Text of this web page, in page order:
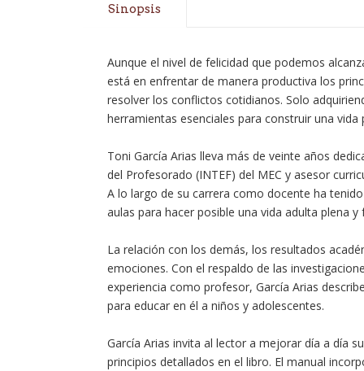
Sinopsis
Aunque el nivel de felicidad que podemos
está en enfrentar de manera productiva los
resolver los conflictos cotidianos. Solo
herramientas esenciales para construir una
Toni García Arias lleva más de veinte años
del Profesorado (INTEF) del MEC y asesor
A lo largo de su carrera como docente ha
aulas para hacer posible una vida adulta plena y
La relación con los demás, los resultados
emociones. Con el respaldo de las
experiencia como profesor, García Arias
para educar en él a niños y adolescentes.
García Arias invita al lector a mejorar día a día
principios detallados en el libro. El manual